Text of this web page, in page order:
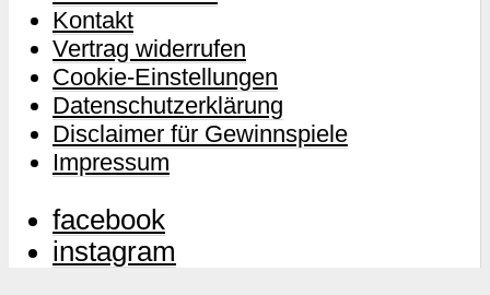
Kontakt
Vertrag widerrufen
Cookie-Einstellungen
Datenschutzerklärung
Disclaimer für Gewinnspiele
Impressum
facebook
instagram